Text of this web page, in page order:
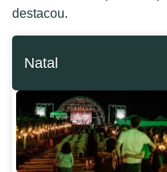
destacou.
Natal